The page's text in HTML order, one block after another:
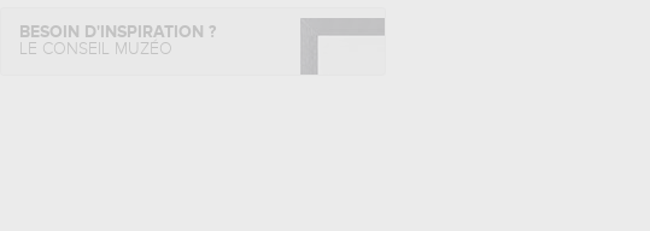
BESOIN D'INSPIRATION ?
LE CONSEIL MUZÉO